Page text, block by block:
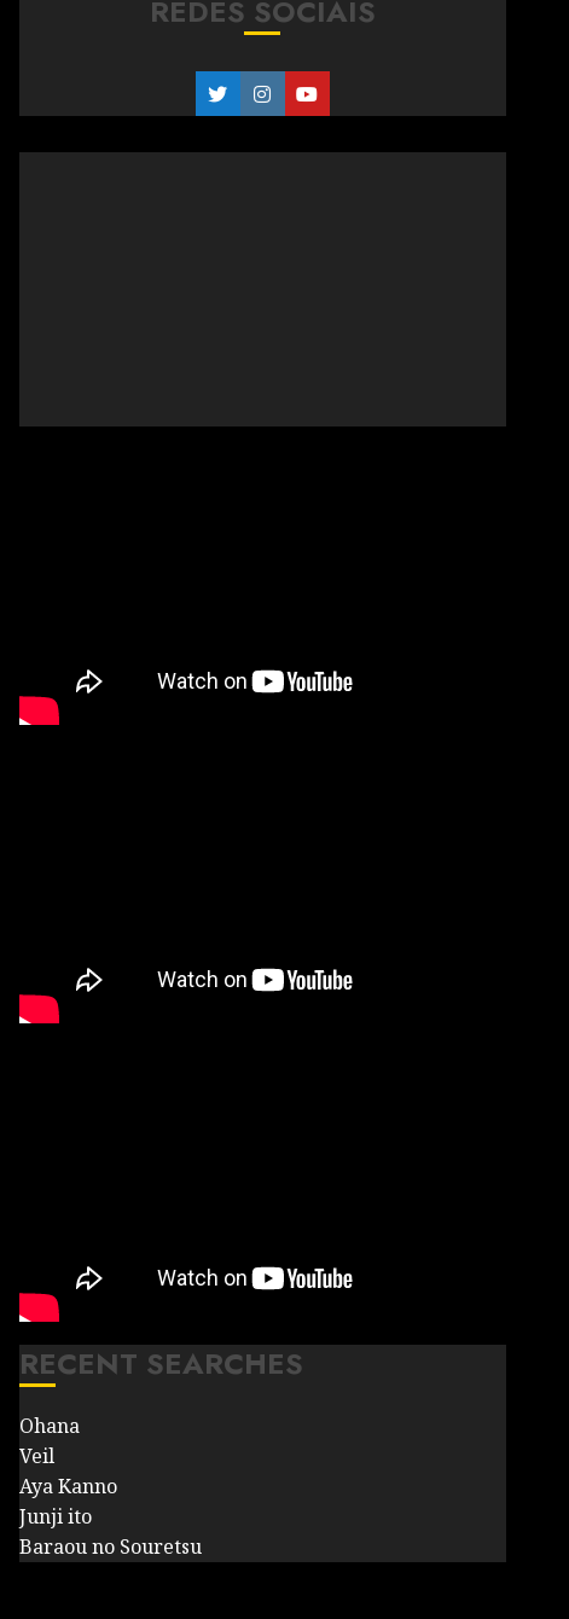
REDES SOCIAIS
RECENT SEARCHES
Ohana
Veil
Aya Kanno
Junji ito
Baraou no Souretsu